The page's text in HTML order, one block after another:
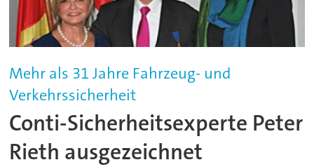
Mehr als 31 Jahre Fahrzeug- und
Verkehrssicherheit
Conti-Sicherheitsexperte Peter
Rieth ausgezeichnet